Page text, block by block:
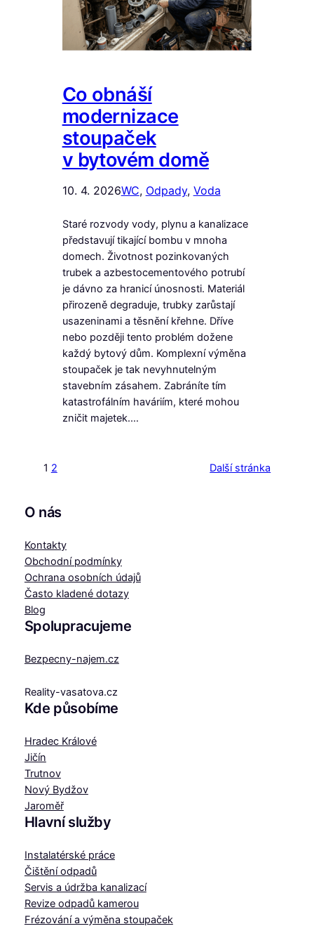
Co obnáší
modernizace
stoupaček
v bytovém domě
10. 4. 2026WC, Odpady, Voda
Staré rozvody vody, plynu a kanalizace
představují tikající bombu v mnoha
domech. Životnost pozinkovaných
trubek a azbestocementového potrubí
je dávno za hranicí únosnosti. Materiál
přirozeně degraduje, trubky zarůstají
usazeninami a těsnění křehne. Dříve
nebo později tento problém dožene
každý bytový dům. Komplexní výměna
stoupaček je tak nevyhnutelným
stavebním zásahem. Zabráníte tím
katastrofálním haváriím, které mohou
zničit majetek.…
1 2 Další stránka
O nás
Kontakty
Obchodní podmínky
Ochrana osobních údajů
Často kladené dotazy
Blog
Spolupracujeme
Bezpecny-najem.cz
Reality-vasatova.cz
Kde působíme
Hradec Králové
Jičín
Trutnov
Nový Bydžov
Jaroměř
Hlavní služby
Instalatérské práce
Čištění odpadů
Servis a údržba kanalizací
Revize odpadů kamerou
Frézování a výměna stoupaček